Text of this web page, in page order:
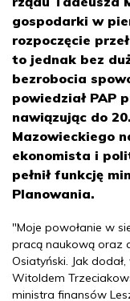
gospodarki w
rozpoczęcie
to jednak bez
bezrobocia
powiedział PAP
nawiązując do
Mazowieckiego
ekonomista i
pełnił funkcję
Planowania.
"Moje powołanie w
pracą naukową oraz
Osiatyński. Jak
Witoldem
ministra finansów